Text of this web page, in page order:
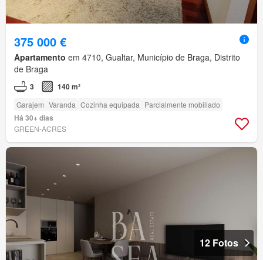
375 000 €
Apartamento em 4710, Gualtar, Município de Braga, Distrito
de Braga
3 140 m²
Garajem Varanda Cozinha equipada Parcialmente mobiliado
Há 30+ dias
GREEN-ACRES
12 Fotos